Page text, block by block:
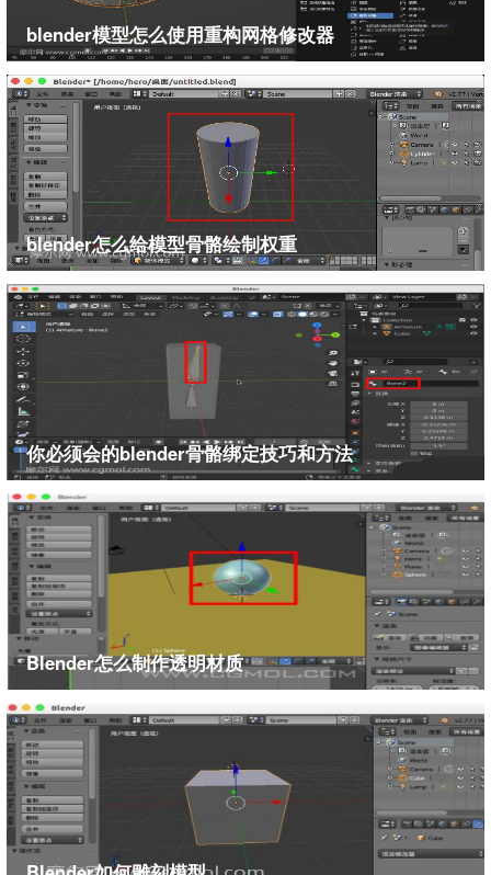
blender模型怎么使用重构网格修改器
blender怎么给模型骨骼绘制权重
你必须会的blender骨骼绑定技巧和方法
Blender怎么制作透明材质